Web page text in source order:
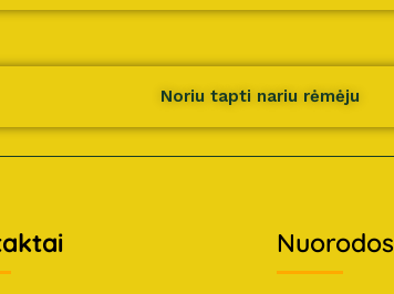
Noriu tapti nariu rėmėju
Nuorodos